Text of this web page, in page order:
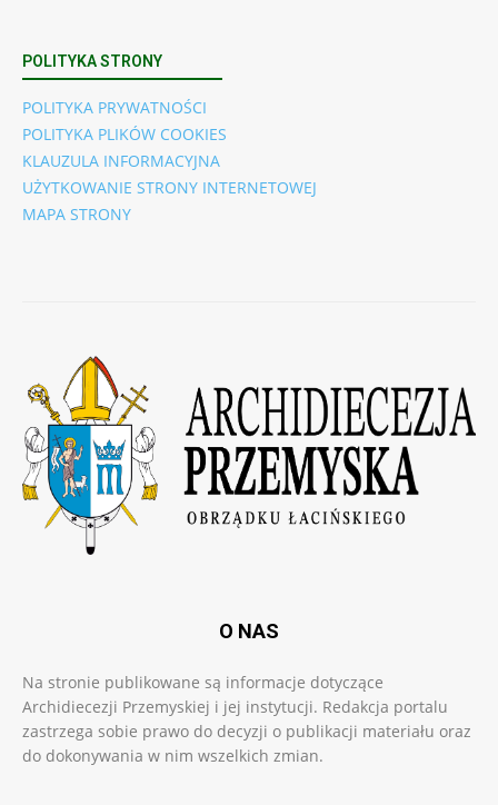
POLITYKA STRONY
POLITYKA PRYWATNOŚCI
POLITYKA PLIKÓW COOKIES
KLAUZULA INFORMACYJNA
UŻYTKOWANIE STRONY INTERNETOWEJ
MAPA STRONY
O NAS
Na stronie publikowane są informacje dotyczące
Archidiecezji Przemyskiej i jej instytucji. Redakcja portalu
zastrzega sobie prawo do decyzji o publikacji materiału oraz
do dokonywania w nim wszelkich zmian.